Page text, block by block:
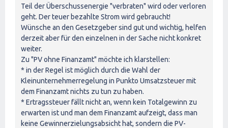
Teil der Überschussenergie "verbraten" wird oder verloren
geht. Der teuer bezahlte Strom wird gebraucht!
Wünsche an den Gesetzgeber sind gut und wichtig, helfen
derzeit aber für den einzelnen in der Sache nicht konkret
weiter.
Zu "PV ohne Finanzamt" möchte ich klarstellen:
* in der Regel ist möglich durch die Wahl der
Kleinunternehmerregelung in Punkto Umsatzsteuer mit
dem Finanzamt nichts zu tun zu haben.
* Ertragssteuer fällt nicht an, wenn kein Totalgewinn zu
erwarten ist und man dem Finanzamt aufzeigt, dass man
keine Gewinnerzielungsabsicht hat, sondern die PV-